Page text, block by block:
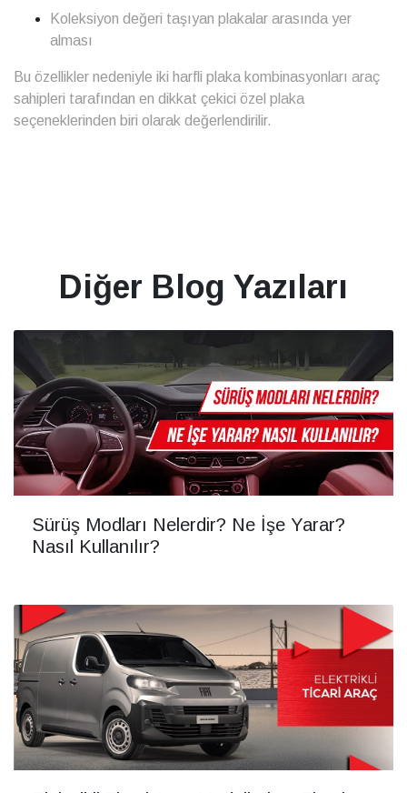
Koleksiyon değeri taşıyan plakalar arasında yer
alması
Bu özellikler nedeniyle iki harfli plaka kombinasyonları araç
sahipleri tarafından en dikkat çekici özel plaka
seçeneklerinden biri olarak değerlendirilir.
Diğer Blog Yazıları
Sürüş Modları Nelerdir? Ne İşe Yarar?
Nasıl Kullanılır?